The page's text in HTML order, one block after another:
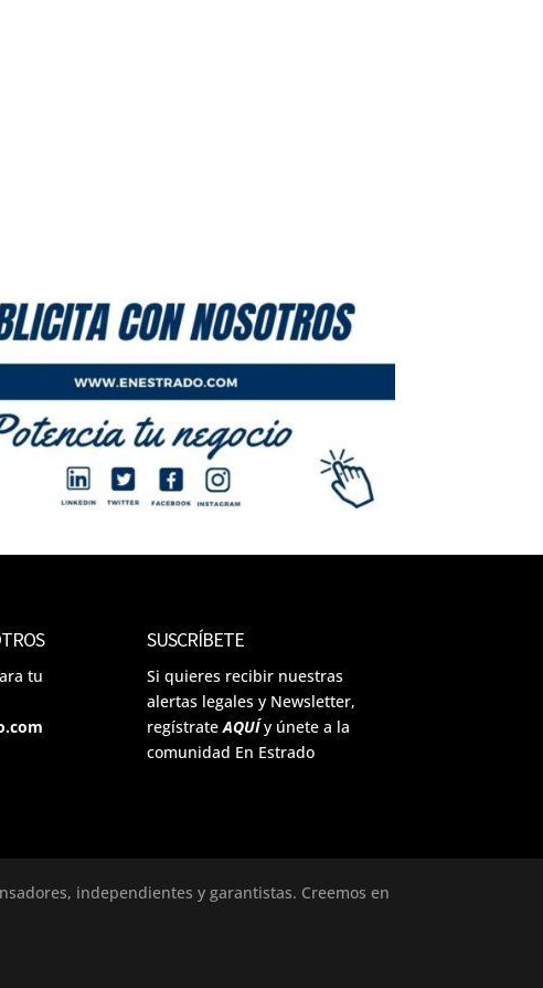
tu
SUSCRÍBETE
Si quieres recibir nuestras
alertas legales y Newsletter,
regístrateAQUÍ y únete a la
comunidad En Estrado
independientes y garantistas. Creemos en